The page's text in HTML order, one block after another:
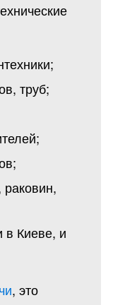
труб;
в Киеве, и
, это